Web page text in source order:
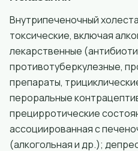
Внутрипеченочный
токсические, включая
лекарственные
противотуберкулезные,
препараты,
пероральные
прецирротические
ассоциированная с
(алкогольная и др.);